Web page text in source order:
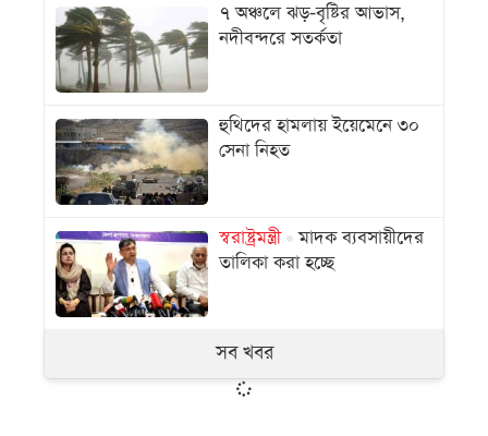
৭ অঞ্চলে ঝড়-বৃষ্টির আভাস,
নদীবন্দরে সতর্কতা
হুথিদের হামলায় ইয়েমেনে ৩০
সেনা নিহত
স্বরাষ্ট্রমন্ত্রী
মাদক ব্যবসায়ীদের
তালিকা করা হচ্ছে
সব খবর